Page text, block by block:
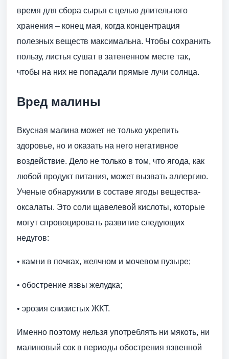
время для сбора сырья с целью длительного
хранения – конец мая, когда концентрация
полезных веществ максимальна. Чтобы сохранить
пользу, листья сушат в затененном месте так,
чтобы на них не попадали прямые лучи солнца.
Вред малины
Вкусная малина может не только укрепить
здоровье, но и оказать на него негативное
воздействие. Дело не только в том, что ягода, как
любой продукт питания, может вызвать аллергию.
Ученые обнаружили в составе ягоды вещества-
оксалаты. Это соли щавелевой кислоты, которые
могут спровоцировать развитие следующих
недугов:
• камни в почках, желчном и мочевом пузыре;
• обострение язвы желудка;
• эрозия слизистых ЖКТ.
Именно поэтому нельзя употреблять ни мякоть, ни
малиновый сок в периоды обострения язвенной